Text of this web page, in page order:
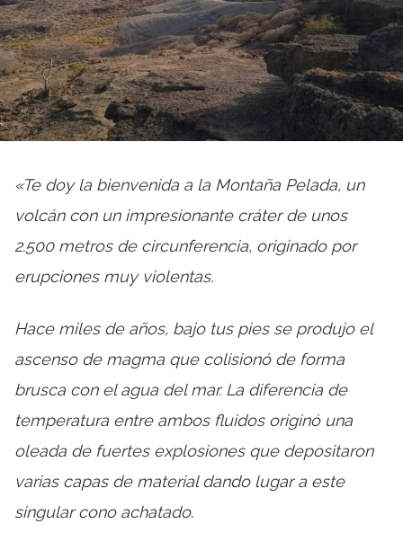
«Te doy la bienvenida a la Montaña Pelada, un
volcán con un impresionante cráter de unos
2.500 metros de circunferencia, originado por
erupciones muy violentas.
Hace miles de años, bajo tus pies se produjo el
ascenso de magma que colisionó de forma
brusca con el agua del mar. La diferencia de
temperatura entre ambos fluidos originó una
oleada de fuertes explosiones que depositaron
varias capas de material dando lugar a este
singular cono achatado.